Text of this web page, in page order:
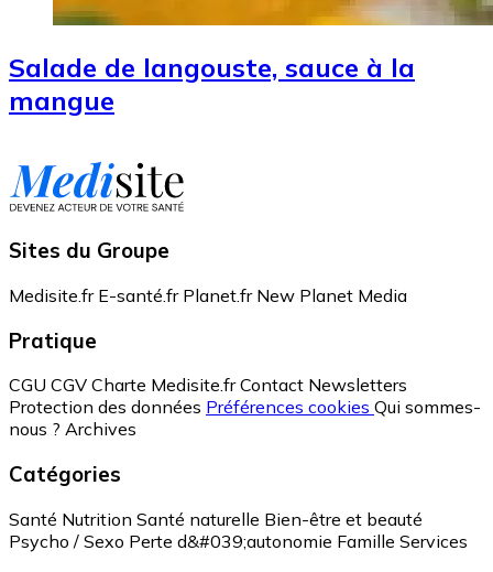
Salade de langouste, sauce à la
mangue
Sites du Groupe
Medisite.fr E-santé.fr Planet.fr New Planet Media
Pratique
CGU CGV Charte Medisite.fr Contact Newsletters
Protection des données Préférences cookies Qui sommes-
nous ? Archives
Catégories
Santé Nutrition Santé naturelle Bien-être et beauté
Psycho / Sexo Perte d&#039;autonomie Famille Services